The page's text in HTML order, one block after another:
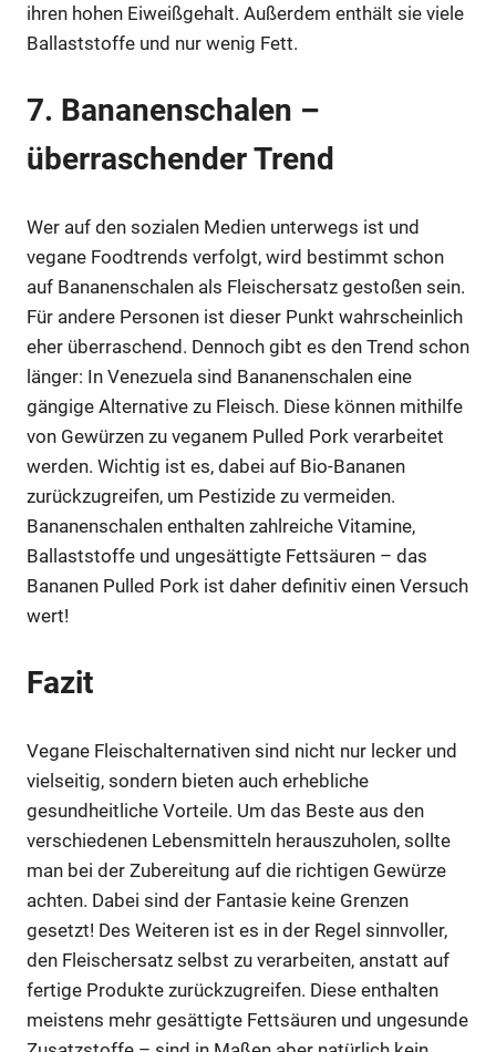
ihren hohen Eiweißgehalt. Außerdem enthält sie viele
Ballaststoffe und nur wenig Fett.
7. Bananenschalen –
überraschender Trend
Wer auf den sozialen Medien unterwegs ist und
vegane Foodtrends verfolgt, wird bestimmt schon
auf Bananenschalen als Fleischersatz gestoßen sein.
Für andere Personen ist dieser Punkt wahrscheinlich
eher überraschend. Dennoch gibt es den Trend schon
länger: In Venezuela sind Bananenschalen eine
gängige Alternative zu Fleisch. Diese können mithilfe
von Gewürzen zu veganem Pulled Pork verarbeitet
werden. Wichtig ist es, dabei auf Bio-Bananen
zurückzugreifen, um Pestizide zu vermeiden.
Bananenschalen enthalten zahlreiche Vitamine,
Ballaststoffe und ungesättigte Fettsäuren – das
Bananen Pulled Pork ist daher definitiv einen Versuch
wert!
Fazit
Vegane Fleischalternativen sind nicht nur lecker und
vielseitig, sondern bieten auch erhebliche
gesundheitliche Vorteile. Um das Beste aus den
verschiedenen Lebensmitteln herauszuholen, sollte
man bei der Zubereitung auf die richtigen Gewürze
achten. Dabei sind der Fantasie keine Grenzen
gesetzt! Des Weiteren ist es in der Regel sinnvoller,
den Fleischersatz selbst zu verarbeiten, anstatt auf
fertige Produkte zurückzugreifen. Diese enthalten
meistens mehr gesättigte Fettsäuren und ungesunde